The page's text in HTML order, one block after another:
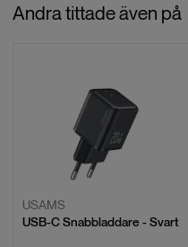
Andra tittade även på
USAMS
USB-C Snabbladdare - Svart